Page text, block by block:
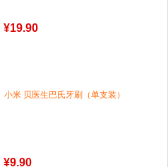
¥19.90
小米 贝医生巴氏牙刷（单支装）
¥9.90